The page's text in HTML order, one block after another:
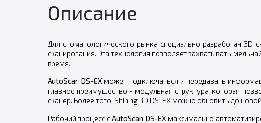
Описание
Для стоматологического рынка специально разработан 3D
сканирования. Эта технология позволяет захватывать
время.
AutoScan DS-EX может подключаться и передавать
главное преимущество - модульная структура, которая
сканер. Более того, Shining 3D DS-EX можно обновить до
Рабочий процесс сAutoScan DS-EX максимально